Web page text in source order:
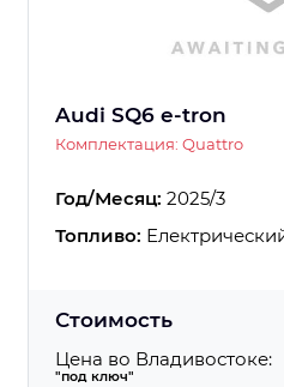
Audi SQ6 e-tron
Комплектация: Quattro
Год/Месяц: 2025/3
Топливо:
Стоимость
Цена во Владивостоке:
"под ключ"